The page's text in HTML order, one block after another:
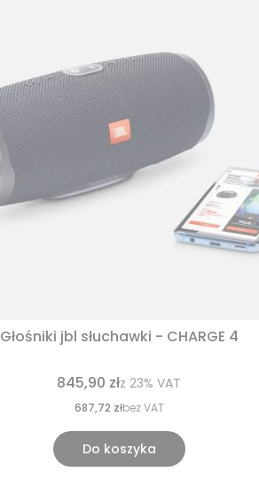
Głośniki jbl słuchawki - CHARGE 4
845,90 złz 23% VAT
687,72 złbez VAT
Do koszyka